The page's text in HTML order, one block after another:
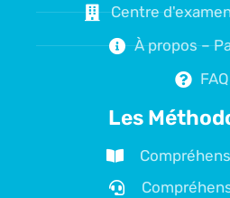
Centre
À propos –
FAQ
Les